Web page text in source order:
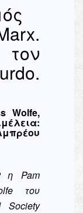
τον
Wolfe,
η Pam
του
Society